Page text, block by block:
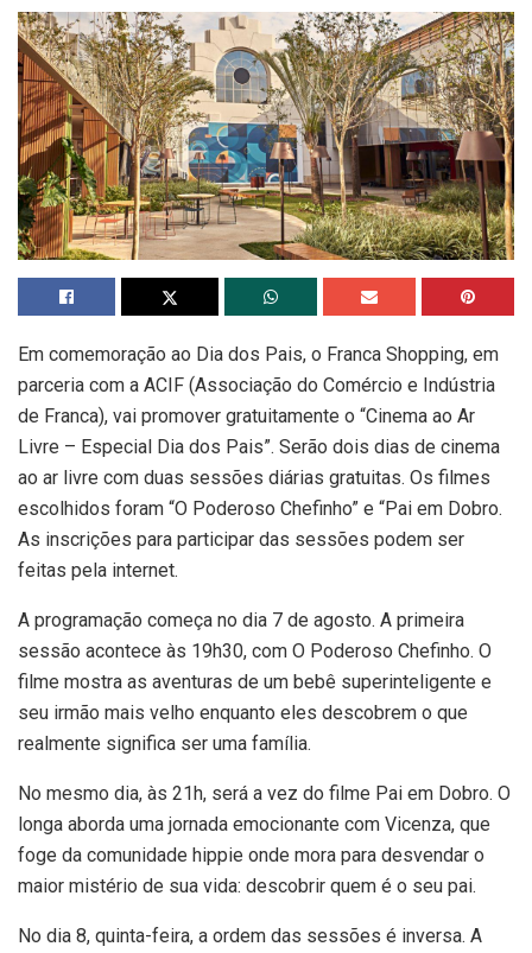
Em comemoração ao Dia dos Pais, o Franca Shopping, em
parceria com a ACIF (Associação do Comércio e Indústria
de Franca), vai promover gratuitamente o “Cinema ao Ar
Livre – Especial Dia dos Pais”. Serão dois dias de cinema
ao ar livre com duas sessões diárias gratuitas. Os filmes
escolhidos foram “O Poderoso Chefinho” e “Pai em Dobro.
As inscrições para participar das sessões podem ser
feitas pela internet.
A programação começa no dia 7 de agosto. A primeira
sessão acontece às 19h30, com O Poderoso Chefinho. O
filme mostra as aventuras de um bebê superinteligente e
seu irmão mais velho enquanto eles descobrem o que
realmente significa ser uma família.
No mesmo dia, às 21h, será a vez do filme Pai em Dobro. O
longa aborda uma jornada emocionante com Vicenza, que
foge da comunidade hippie onde mora para desvendar o
maior mistério de sua vida: descobrir quem é o seu pai.
No dia 8, quinta-feira, a ordem das sessões é inversa. A